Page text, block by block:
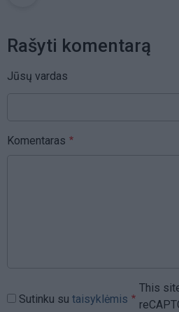
Rašyti komentarą
Jūsų vardas
Komentaras
Sutinku su taisyklėmis
This